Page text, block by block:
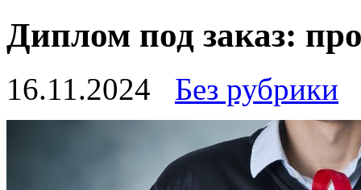
Диплом под заказ:
16.11.2024 Без рубрики